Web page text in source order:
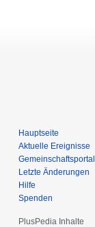
Hauptseite
Aktuelle Ereignisse
Gemeinschafts­portal
Letzte Änderungen
Hilfe
Spenden
PlusPedia Inhalte